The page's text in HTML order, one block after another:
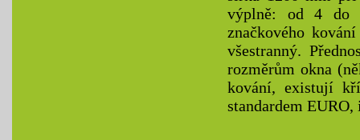
výplně: od 4 do
značkového
všestranný.
rozměrům okna
kování, existují
standardem